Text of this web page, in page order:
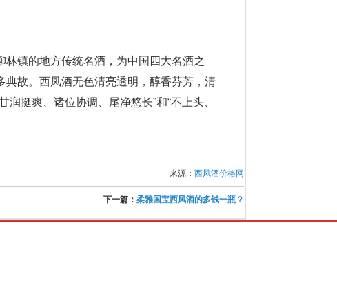
镇的地方传统名酒，为中国四大名酒之
故。西凤酒无色清亮透明，醇香芬芳，清
挺爽、诸位协调、尾净悠长”和“不上头、
来源： 西凤酒价格网
下一篇： 柔雅国宝西凤酒的多钱一瓶？